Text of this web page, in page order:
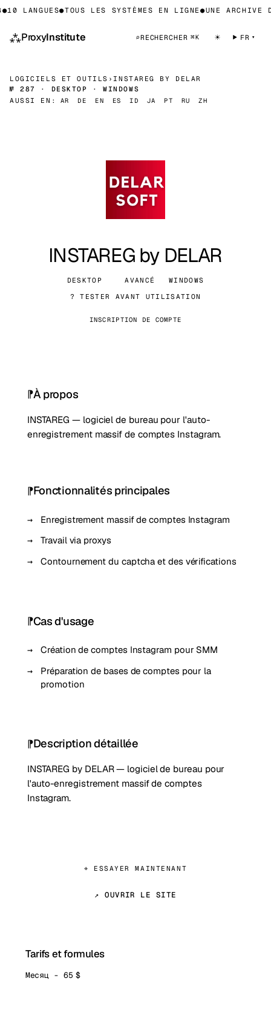
10 LANGUES●TOUS LES SYSTÈMES EN LIGNE●UNE ARCHIVE
⁂ProxyInstitute ⌕RECHERCHER ⌘K ☀ FR
LOGICIELS ET OUTILS ›INSTAREG BY DELAR
№ 287 · DESKTOP · WINDOWS
AUSSI EN:
AR DE EN ES ID JA PT RU ZH
INSTAREG by DELAR
DESKTOP AVANCÉ
WINDOWS
? TESTER AVANT UTILISATION
INSCRIPTION DE COMPTE
À propos
INSTAREG — logiciel de bureau pour l'auto-
enregistrement massif de comptes Instagram.
Fonctionnalités principales
Enregistrement massif de comptes Instagram
Travail via proxys
Contournement du captcha et des vérifications
Cas d'usage
Création de comptes Instagram pour SMM
Préparation de bases de comptes pour la
promotion
Description détaillée
INSTAREG by DELAR — logiciel de bureau pour
l'auto-enregistrement massif de comptes
Instagram.
⌖ ESSAYER MAINTENANT
↗ OUVRIR LE SITE
Tarifs et formules
Месяц - 65 $